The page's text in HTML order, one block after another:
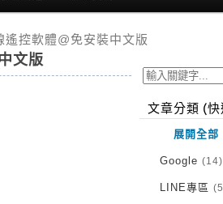
控軟體@免安裝中文版
文版
文章分類 (
展開全部
Google (14)
LINE專區